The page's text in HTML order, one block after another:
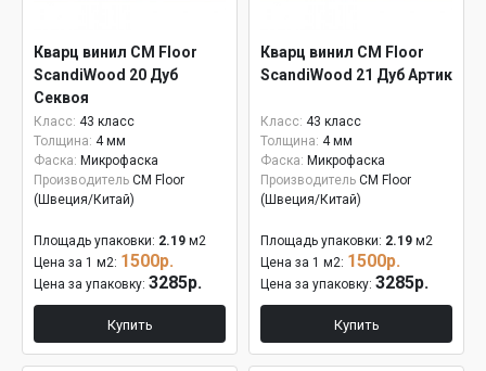
Кварц винил CM Floor
ScandiWood 20 Дуб
Секвоя
Класс: 43 класс
Толщина: 4 мм
Фаска: Микрофаска
Производитель CM Floor
(Швеция/Китай)
Площадь упаковки: 2.19 м2
Цена за 1 м2: 1500р.
Цена за упаковку: 3285р.
Купить
Кварц винил CM Floor
ScandiWood 21 Дуб Артик
Класс: 43 класс
Толщина: 4 мм
Фаска: Микрофаска
Производитель CM Floor
(Швеция/Китай)
Площадь упаковки: 2.19 м2
Цена за 1 м2: 1500р.
Цена за упаковку: 3285р.
Купить